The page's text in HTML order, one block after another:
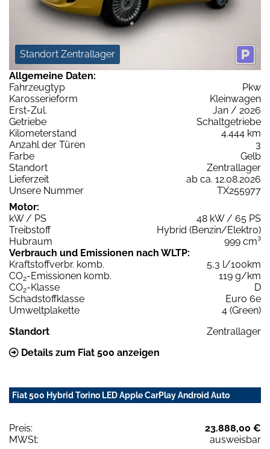
Standort Zentrallager
Allgemeine Daten:
Fahrzeugtyp
Pkw
Karosserieform
Kleinwagen
Erst-Zul.
Jan / 2026
Getriebe
Schaltgetriebe
Kilometerstand
4.444 km
Anzahl der Türen
3
Farbe
Gelb
Standort
Zentrallager
Lieferzeit
ab ca. 12.08.2026
Unsere Nummer
TX255977
Motor:
kW / PS
48 kW / 65 PS
Treibstoff
Hybrid (Benzin/Elektro)
Hubraum
999 cm³
Verbrauch und Emissionen nach WLTP:
Kraftstoffverbr. komb.
5,3 l/100km
CO2-Emissionen komb.
119 g/km
CO2-Klasse
D
Schadstoffklasse
Euro 6e
Umweltplakette
4 (Green)
Standort
Zentrallager
Details zum Fiat 500 anzeigen
Fiat 500 Hybrid Torino LED Apple CarPlay Android Auto
Preis:
23.888,00 €
MWSt:
ausweisbar